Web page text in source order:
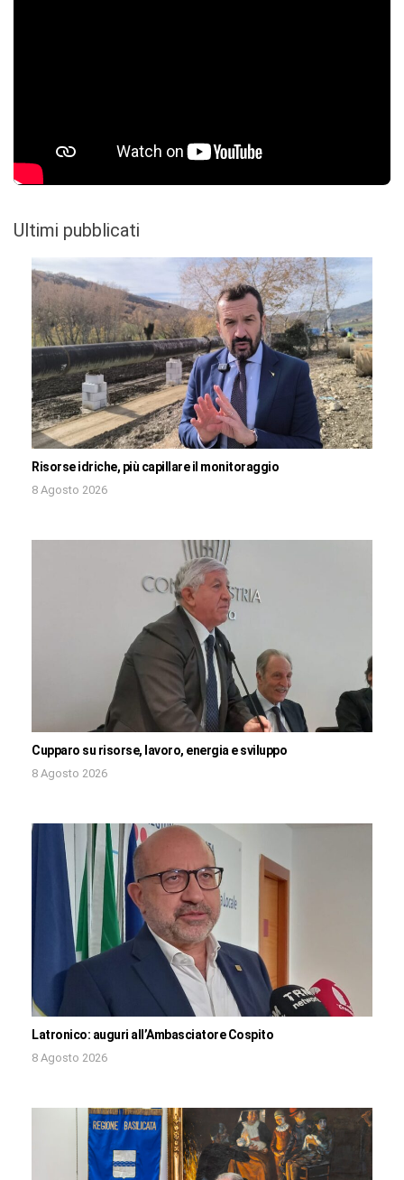
Ultimi pubblicati
Risorse idriche, più capillare il monitoraggio
8 Agosto 2026
Cupparo su risorse, lavoro, energia e sviluppo
8 Agosto 2026
Latronico: auguri all’Ambasciatore Cospito
8 Agosto 2026